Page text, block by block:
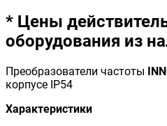
* Цены
оборудования из
Преобразователи частоты
корпусе IP54
Характеристики